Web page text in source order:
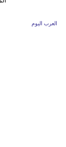
العرب اليوم